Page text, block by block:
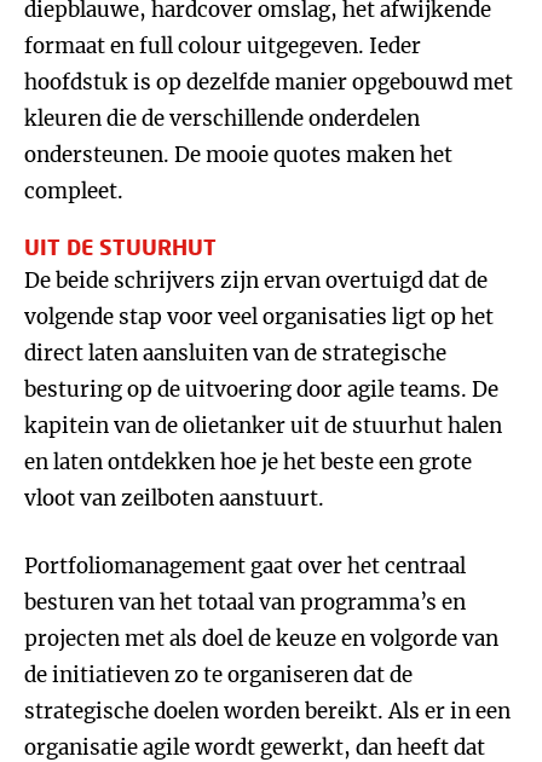
diepblauwe, hardcover omslag, het afwijkende
formaat en full colour uitgegeven. Ieder
hoofdstuk is op dezelfde manier opgebouwd met
kleuren die de verschillende onderdelen
ondersteunen. De mooie quotes maken het
compleet.
UIT DE STUURHUT
De beide schrijvers zijn ervan overtuigd dat de
volgende stap voor veel organisaties ligt op het
direct laten aansluiten van de strategische
besturing op de uitvoering door agile teams. De
kapitein van de olietanker uit de stuurhut halen
en laten ontdekken hoe je het beste een grote
vloot van zeilboten aanstuurt.
Portfoliomanagement gaat over het centraal
besturen van het totaal van programma’s en
projecten met als doel de keuze en volgorde van
de initiatieven zo te organiseren dat de
strategische doelen worden bereikt. Als er in een
organisatie agile wordt gewerkt, dan heeft dat